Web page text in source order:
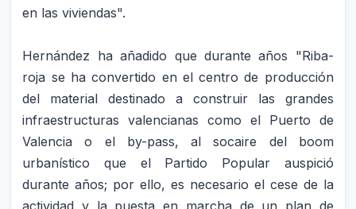
en las viviendas".
Hernández ha añadido que durante años "Riba-
roja se ha convertido en el centro de producción
del material destinado a construir las grandes
infraestructuras valencianas como el Puerto de
Valencia o el by-pass, al socaire del boom
urbanístico que el Partido Popular auspició
durante años; por ello, es necesario el cese de la
actividad y la puesta en marcha de un plan de